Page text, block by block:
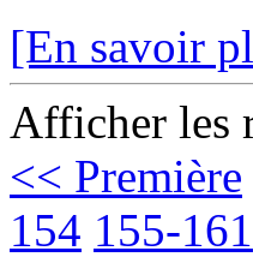
[En savoir
Afficher les
<< Première
154 155-161